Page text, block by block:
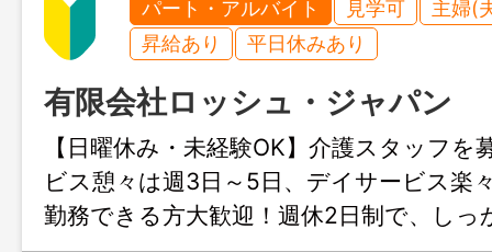
パート・アルバイト 見学可
主婦(
昇給あり
平日休みあり
有限会社ロッシュ・ジャパン
【日曜休み・未経験OK】介護スタッフを
ビス憩々は週3日～5日、デイサービス楽
勤務できる方大歓迎！週休2日制で、しっ